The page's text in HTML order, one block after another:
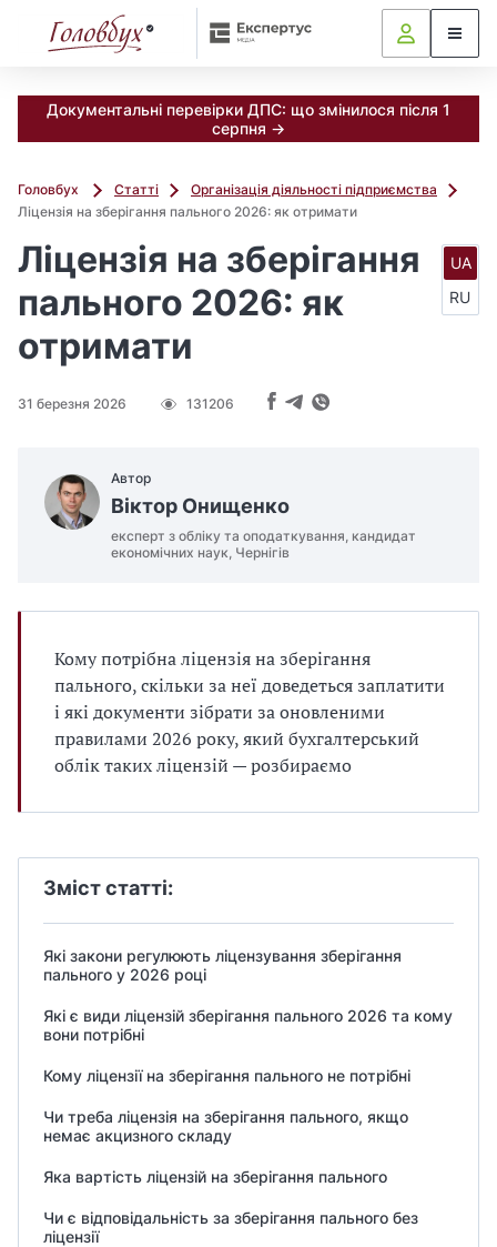
Документальні перевірки ДПС: що змінилося після 1
серпня →
Головбух Статті
Організація діяльності підприємства
Ліцензія на зберігання пального 2026: як отримати
Ліцензія на зберігання
пального 2026: як
отримати
31 березня 2026 131206
UA
RU
Автор
Віктор Онищенко
експерт з обліку та оподаткування, кандидат
економічних наук, Чернігів
Кому потрібна ліцензія на зберігання
пального, скільки за неї доведеться заплатити
і які документи зібрати за оновленими
правилами 2026 року, який бухгалтерський
облік таких ліцензій — розбираємо
Зміст статті:
Які закони регулюють ліцензування зберігання
пального у 2026 році
Які є види ліцензій зберігання пального 2026 та кому
вони потрібні
Кому ліцензії на зберігання пального не потрібні
Чи треба ліцензія на зберігання пального, якщо
немає акцизного складу
Яка вартість ліцензій на зберігання пального
Чи є відповідальність за зберігання пального без
ліцензії